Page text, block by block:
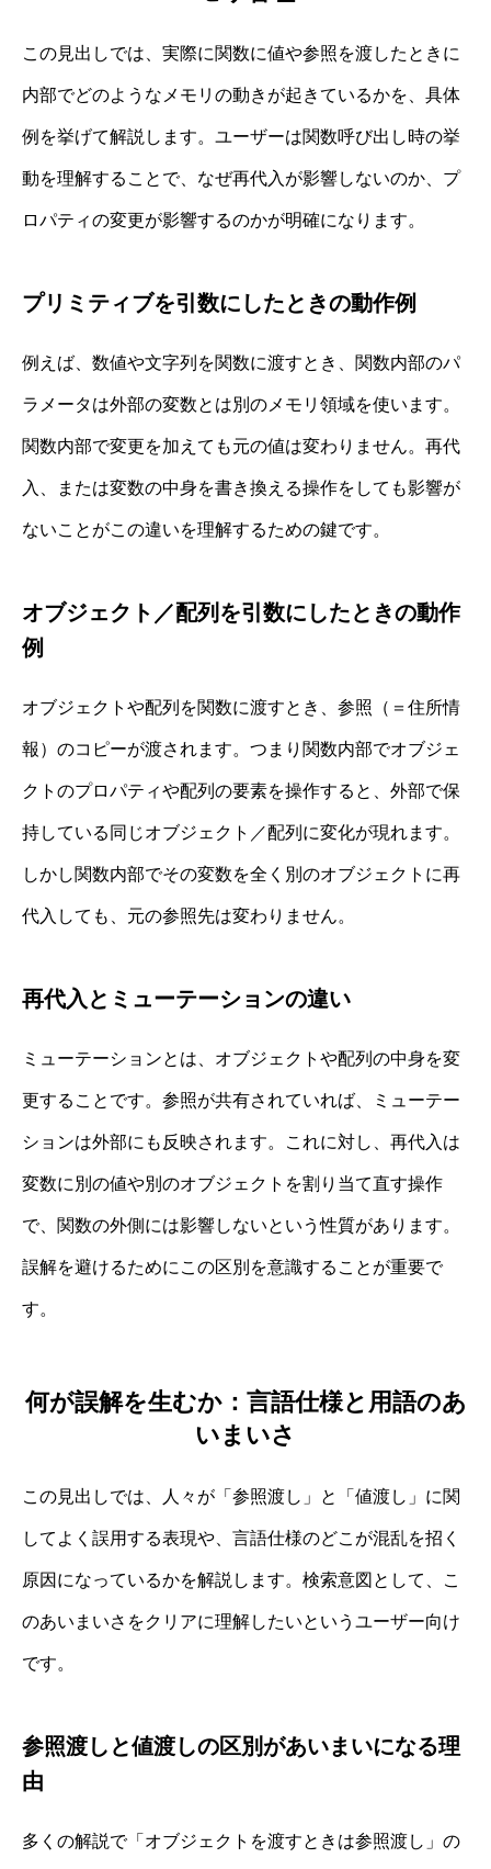
この見出しでは、実際に関数に値や参照を渡したときに
内部でどのようなメモリの動きが起きているかを、具体
例を挙げて解説します。ユーザーは関数呼び出し時の挙
動を理解することで、なぜ再代入が影響しないのか、プ
ロパティの変更が影響するのかが明確になります。
プリミティブを引数にしたときの動作例
例えば、数値や文字列を関数に渡すとき、関数内部のパ
ラメータは外部の変数とは別のメモリ領域を使います。
関数内部で変更を加えても元の値は変わりません。再代
入、または変数の中身を書き換える操作をしても影響が
ないことがこの違いを理解するための鍵です。
オブジェクト／配列を引数にしたときの動作
例
オブジェクトや配列を関数に渡すとき、参照（＝住所情
報）のコピーが渡されます。つまり関数内部でオブジェ
クトのプロパティや配列の要素を操作すると、外部で保
持している同じオブジェクト／配列に変化が現れます。
しかし関数内部でその変数を全く別のオブジェクトに再
代入しても、元の参照先は変わりません。
再代入とミューテーションの違い
ミューテーションとは、オブジェクトや配列の中身を変
更することです。参照が共有されていれば、ミューテー
ションは外部にも反映されます。これに対し、再代入は
変数に別の値や別のオブジェクトを割り当て直す操作
で、関数の外側には影響しないという性質があります。
誤解を避けるためにこの区別を意識することが重要で
す。
何が誤解を生むか：言語仕様と用語のあ
いまいさ
この見出しでは、人々が「参照渡し」と「値渡し」に関
してよく誤用する表現や、言語仕様のどこが混乱を招く
原因になっているかを解説します。検索意図として、こ
のあいまいさをクリアに理解したいというユーザー向け
です。
参照渡しと値渡しの区別があいまいになる理
由
多くの解説で「オブジェクトを渡すときは参照渡し」の